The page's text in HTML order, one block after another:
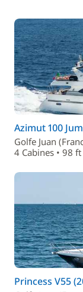
Azimut 100
Golfe Juan
4 Cabines • 98 ft
Princess V55